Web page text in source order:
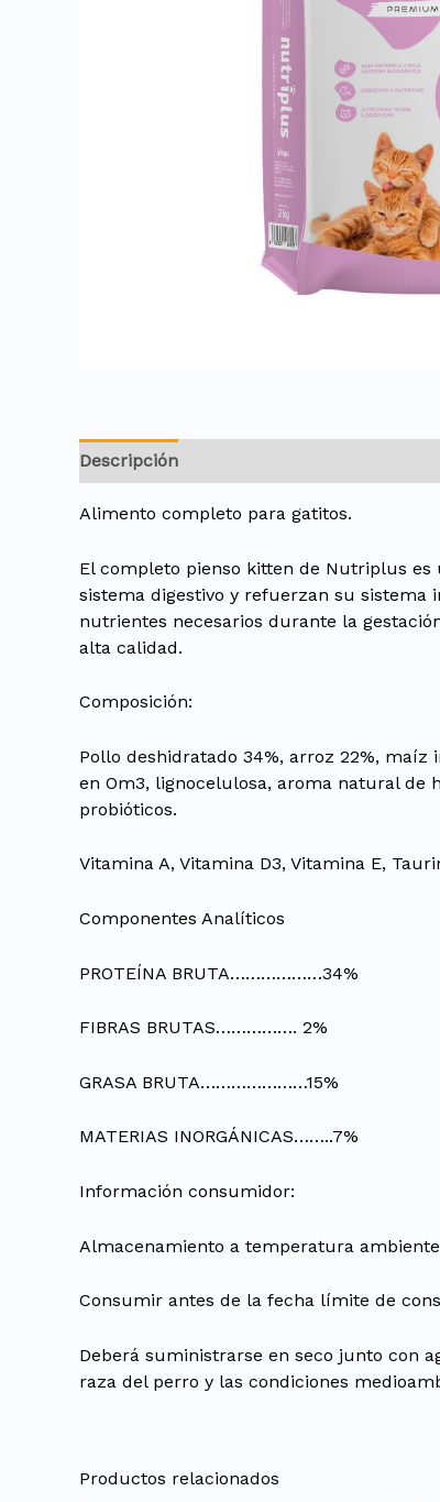
Descripción
Alimento completo para gatitos.
El completo pienso kitten de Nutriplus es
sistema digestivo y refuerzan su sistema
nutrientes necesarios durante la
alta calidad.
Composición:
Pollo deshidratado 34%, arroz 22%,
en Om3, lignocelulosa, aroma natural de
probióticos.
Vitamina A, Vitamina D3, Vitamina E,
Componentes Analíticos
PROTEÍNA BRUTA………………34%
FIBRAS BRUTAS……………. 2%
GRASA BRUTA…………………15%
MATERIAS INORGÁNICAS……..7%
Información consumidor:
Almacenamiento a temperatura
Consumir antes de la fecha límite de
Deberá suministrarse en seco junto con
raza del perro y las condiciones
Productos relacionados